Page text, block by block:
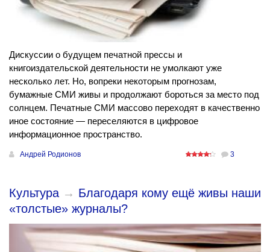
Дискуссии о будущем печатной прессы и
книгоиздательской деятельности не умолкают уже
несколько лет. Но, вопреки некоторым прогнозам,
бумажные СМИ живы и продолжают бороться за место под
солнцем. Печатные СМИ массово переходят в качественно
иное состояние — переселяются в цифровое
информационное пространство.
Андрей Родионов 3
Культура → Благодаря кому ещё живы наши
«толстые» журналы?